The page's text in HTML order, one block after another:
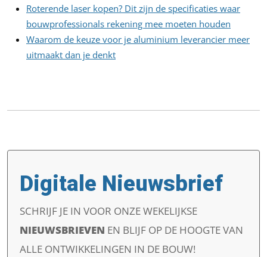
Roterende laser kopen? Dit zijn de specificaties waar
bouwprofessionals rekening mee moeten houden
Waarom de keuze voor je aluminium leverancier meer
uitmaakt dan je denkt
Digitale Nieuwsbrief
SCHRIJF JE IN VOOR ONZE WEKELIJKSE
NIEUWSBRIEVEN EN BLIJF OP DE HOOGTE VAN
ALLE ONTWIKKELINGEN IN DE BOUW!